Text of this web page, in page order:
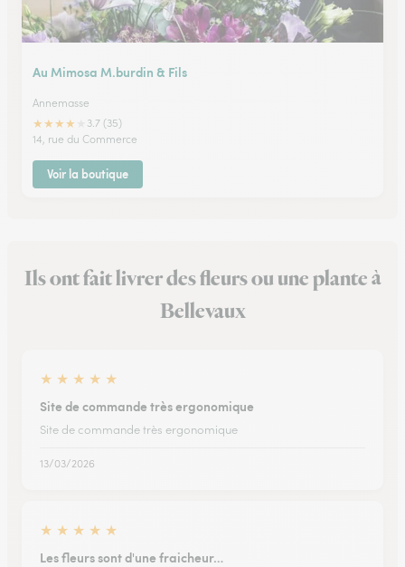
Au Mimosa M.burdin & Fils
Annemasse
★★★★
3.7 (35)
14, rue du Commerce
Voir la boutique
Ils ont fait livrer des fleurs ou une plante à
Bellevaux
★ ★ ★ ★ ★
Site de commande très ergonomique
Site de commande très ergonomique
13/03/2026
★ ★ ★ ★ ★
Les fleurs sont d'une fraicheur…